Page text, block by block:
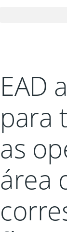
EAD
para
as
área